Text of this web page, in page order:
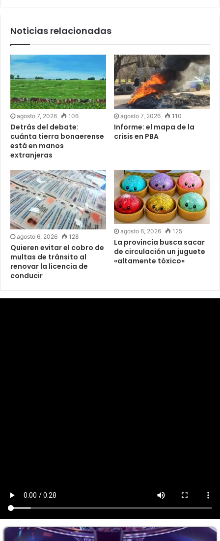
Noticias relacionadas
agosto 7, 2026 106
Detrás del debate:
cuánta tierra bonaerense
está en manos
extranjeras
agosto 7, 2026 110
Informe: el mapa de la
crisis en PBA
agosto 6, 2026 128
Quieren evitar el cobro de
multas de tránsito al
renovar la licencia de
conducir
agosto 6, 2026 125
La provincia busca sacar
de circulación un juguete
«altamente tóxico»